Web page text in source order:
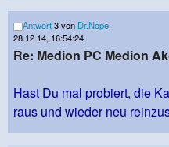
Antwort3 von Dr.Nope
28.12.14, 16:54:24
Re: Medion PC Medion
Hast Du mal probiert, die
raus und wieder neu